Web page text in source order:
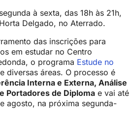
à sexta, das 18h às 21h,
Delgado, no Aterrado.
das inscrições para
em estudar no Centro
o programa Estude no
diversas áreas. O processo é
Interna e Externa, Análise
Portadores de Diploma e vai até
agosto, na próxima segunda-